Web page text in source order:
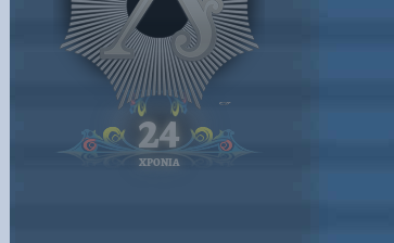
24
ΧΡΟΝΙΑ